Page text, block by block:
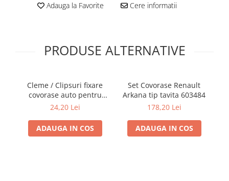
Vibro absorbant
Electrice, Electronice Auto
Alarme auto Alarme masina
Detectoare Radar
Echipamente atelier
Adauga la Favorite Cere informatii
PRODUSE ALTERNATIVE
Cleme / Clipsuri fixare
covorase auto pentru
Renault / Nissan
24,20 Lei
ADAUGA IN COS
Set Covorase Renault
Arkana tip tavita 603484
178,20 Lei
ADAUGA IN COS